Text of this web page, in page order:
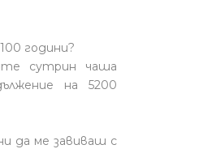
години?
сутрин чаша
на 5200
да ме завиваш с